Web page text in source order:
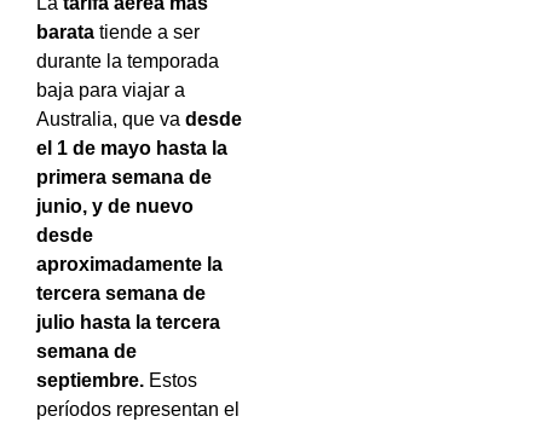
barata tiende a ser
durante la temporada
baja para viajar a
Australia, que va desde
el 1 de mayo hasta la
primera semana de
junio, y de nuevo
desde
aproximadamente la
tercera semana de
julio hasta la tercera
semana de
septiembre. Estos
períodos representan el